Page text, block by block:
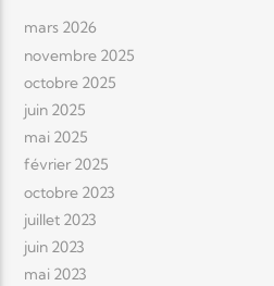
mars 2026
novembre 2025
octobre 2025
juin 2025
mai 2025
février 2025
octobre 2023
juillet 2023
juin 2023
mai 2023